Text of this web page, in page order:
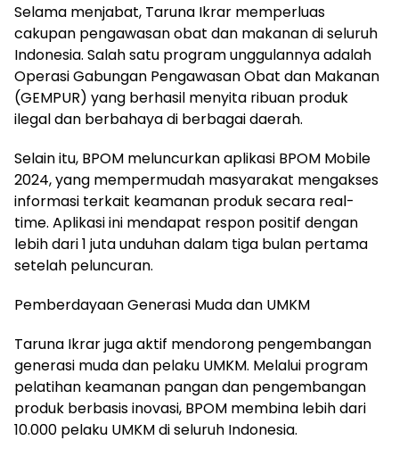
Selama menjabat, Taruna Ikrar memperluas
cakupan pengawasan obat dan makanan di seluruh
Indonesia. Salah satu program unggulannya adalah
Operasi Gabungan Pengawasan Obat dan Makanan
(GEMPUR) yang berhasil menyita ribuan produk
ilegal dan berbahaya di berbagai daerah.
Selain itu, BPOM meluncurkan aplikasi BPOM Mobile
2024, yang mempermudah masyarakat mengakses
informasi terkait keamanan produk secara real-
time. Aplikasi ini mendapat respon positif dengan
lebih dari 1 juta unduhan dalam tiga bulan pertama
setelah peluncuran.
Pemberdayaan Generasi Muda dan UMKM
Taruna Ikrar juga aktif mendorong pengembangan
generasi muda dan pelaku UMKM. Melalui program
pelatihan keamanan pangan dan pengembangan
produk berbasis inovasi, BPOM membina lebih dari
10.000 pelaku UMKM di seluruh Indonesia.